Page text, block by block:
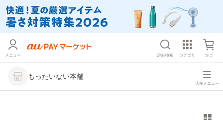
メニュー 詳細検索 カテゴリ かご
もったいない本舗
店舗メニュー